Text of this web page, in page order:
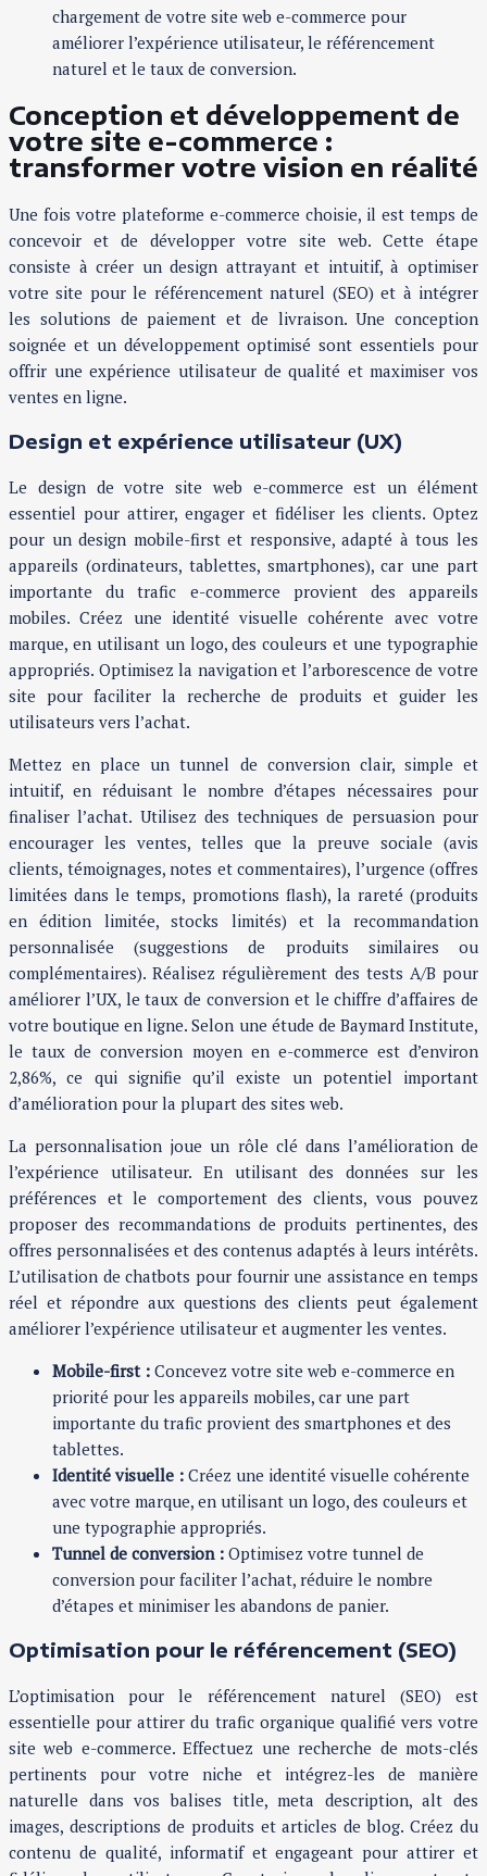
chargement de votre site web e-commerce pour
améliorer l’expérience utilisateur, le référencement
naturel et le taux de conversion.
Conception et développement de
votre site e-commerce :
transformer votre vision en réalité
Une fois votre plateforme e-commerce choisie, il est temps de
concevoir et de développer votre site web. Cette étape
consiste à créer un design attrayant et intuitif, à optimiser
votre site pour le référencement naturel (SEO) et à intégrer
les solutions de paiement et de livraison. Une conception
soignée et un développement optimisé sont essentiels pour
offrir une expérience utilisateur de qualité et maximiser vos
ventes en ligne.
Design et expérience utilisateur (UX)
Le design de votre site web e-commerce est un élément
essentiel pour attirer, engager et fidéliser les clients. Optez
pour un design mobile-first et responsive, adapté à tous les
appareils (ordinateurs, tablettes, smartphones), car une part
importante du trafic e-commerce provient des appareils
mobiles. Créez une identité visuelle cohérente avec votre
marque, en utilisant un logo, des couleurs et une typographie
appropriés. Optimisez la navigation et l’arborescence de votre
site pour faciliter la recherche de produits et guider les
utilisateurs vers l’achat.
Mettez en place un tunnel de conversion clair, simple et
intuitif, en réduisant le nombre d’étapes nécessaires pour
finaliser l’achat. Utilisez des techniques de persuasion pour
encourager les ventes, telles que la preuve sociale (avis
clients, témoignages, notes et commentaires), l’urgence (offres
limitées dans le temps, promotions flash), la rareté (produits
en édition limitée, stocks limités) et la recommandation
personnalisée (suggestions de produits similaires ou
complémentaires). Réalisez régulièrement des tests A/B pour
améliorer l’UX, le taux de conversion et le chiffre d’affaires de
votre boutique en ligne. Selon une étude de Baymard Institute,
le taux de conversion moyen en e-commerce est d’environ
2,86%, ce qui signifie qu’il existe un potentiel important
d’amélioration pour la plupart des sites web.
La personnalisation joue un rôle clé dans l’amélioration de
l’expérience utilisateur. En utilisant des données sur les
préférences et le comportement des clients, vous pouvez
proposer des recommandations de produits pertinentes, des
offres personnalisées et des contenus adaptés à leurs intérêts.
L’utilisation de chatbots pour fournir une assistance en temps
réel et répondre aux questions des clients peut également
améliorer l’expérience utilisateur et augmenter les ventes.
Mobile-first : Concevez votre site web e-commerce en
priorité pour les appareils mobiles, car une part
importante du trafic provient des smartphones et des
tablettes.
Identité visuelle : Créez une identité visuelle cohérente
avec votre marque, en utilisant un logo, des couleurs et
une typographie appropriés.
Tunnel de conversion : Optimisez votre tunnel de
conversion pour faciliter l’achat, réduire le nombre
d’étapes et minimiser les abandons de panier.
Optimisation pour le référencement (SEO)
L’optimisation pour le référencement naturel (SEO) est
essentielle pour attirer du trafic organique qualifié vers votre
site web e-commerce. Effectuez une recherche de mots-clés
pertinents pour votre niche et intégrez-les de manière
naturelle dans vos balises title, meta description, alt des
images, descriptions de produits et articles de blog. Créez du
contenu de qualité, informatif et engageant pour attirer et